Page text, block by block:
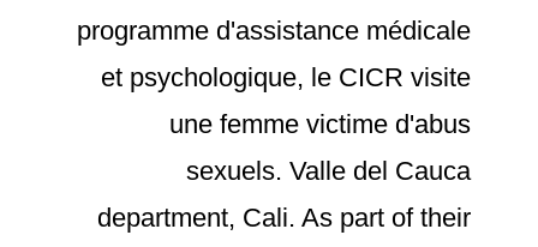
programme d'assistance médicale
et psychologique, le CICR visite
une femme victime d'abus
sexuels. Valle del Cauca
department, Cali. As part of their